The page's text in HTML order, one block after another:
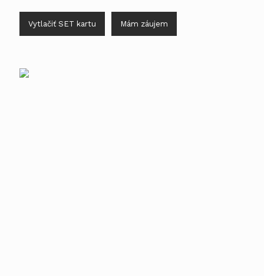
Vytlačiť SET kartu Mám záujem